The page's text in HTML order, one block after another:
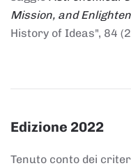
Mission, and
History of Ideas", 84
Edizione 2022
Tenuto conto dei